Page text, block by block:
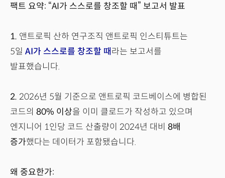
팩트 요약: “AI가 스스로를 창조할 때” 보고서 발표
1. 앤트로픽 산하 연구조직 앤트로픽 인스티튜트는
5일 AI가 스스로를 창조할 때라는 보고서를
발표했습니다.
2. 2026년 5월 기준으로 앤트로픽 코드베이스에 병합된
코드의 80% 이상을 이미 클로드가 작성하고 있으며
엔지니어 1인당 코드 산출량이 2024년 대비 8배
증가했다는 데이터가 포함됐습니다.
왜 중요한가: